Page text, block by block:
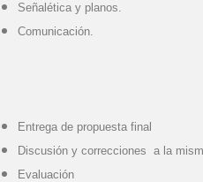
Señalética y planos.
Comunicación.
Entrega de propuesta final
Discusión y correcciones a la
Evaluación